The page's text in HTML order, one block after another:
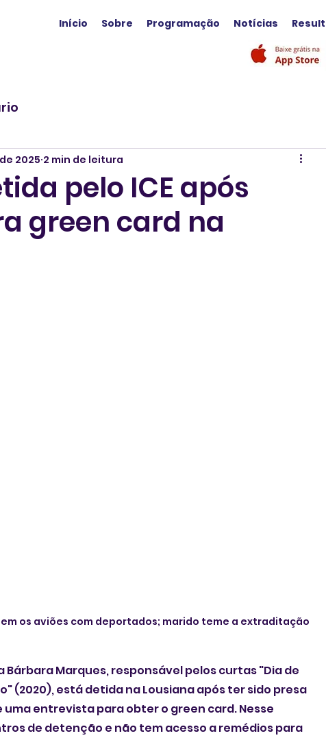
Início Sobre Programação Notícias
pelo ICE após
green card na
2025 2 min de leitura
os aviões com deportados; marido teme a extraditação
Bárbara Marques, responsável pelos curtas "Dia de
(2020), está detida na Lousiana após ter sido presa
uma entrevista para obter o green card. Nesse
de detenção e não tem acesso a remédios para